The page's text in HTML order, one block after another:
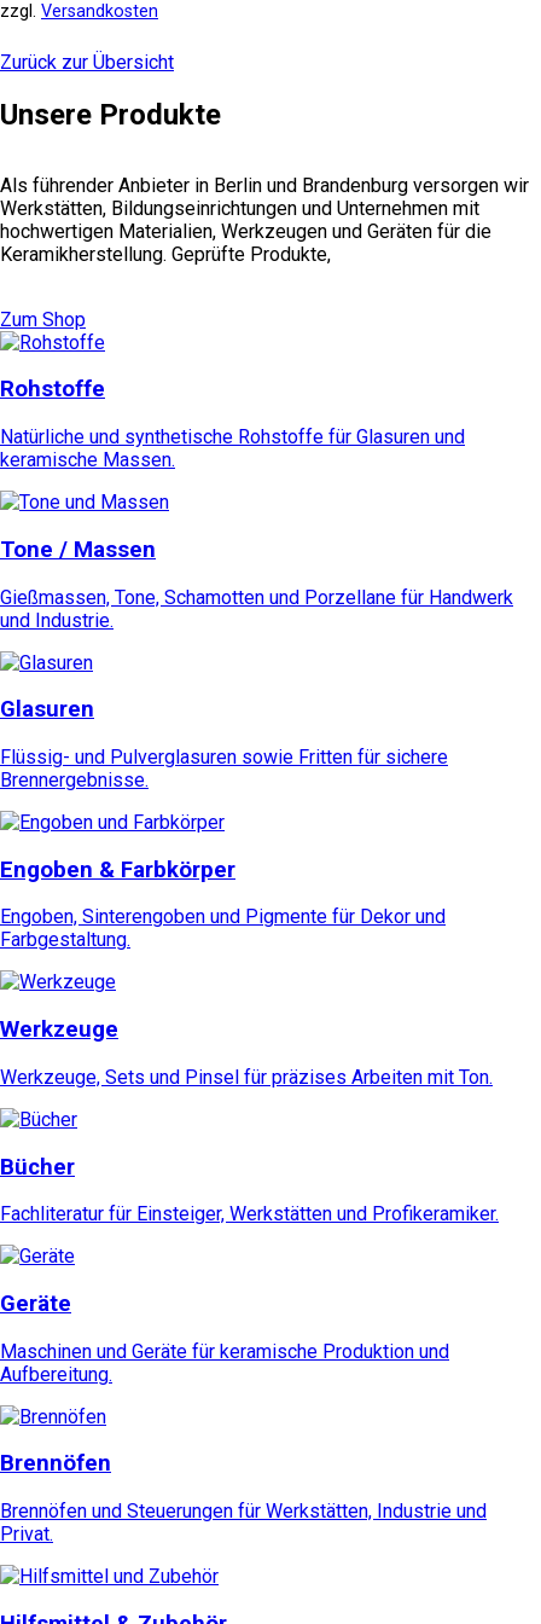
auf.
Optionen
auf
gewählt
werden
zzgl. Versandkosten
Zurück zur Übersicht
Unsere Produkte
Als führender Anbieter in Berlin und Brandenburg versorgen wir
Werkstätten, Bildungseinrichtungen und Unternehmen mit
hochwertigen Materialien, Werkzeugen und Geräten für die
Keramikherstellung. Geprüfte Produkte,
Zum Shop
Rohstoffe
Natürliche und synthetische Rohstoffe für Glasuren und
keramische Massen.
Tone / Massen
Gießmassen, Tone, Schamotten und Porzellane für Handwerk
und Industrie.
Glasuren
Flüssig- und Pulverglasuren sowie Fritten für sichere
Brennergebnisse.
Engoben & Farbkörper
Engoben, Sinterengoben und Pigmente für Dekor und
Farbgestaltung.
Werkzeuge
Werkzeuge, Sets und Pinsel für präzises Arbeiten mit Ton.
Bücher
Fachliteratur für Einsteiger, Werkstätten und Profikeramiker.
Geräte
Maschinen und Geräte für keramische Produktion und
Aufbereitung.
Brennöfen
Brennöfen und Steuerungen für Werkstätten, Industrie und
Privat.